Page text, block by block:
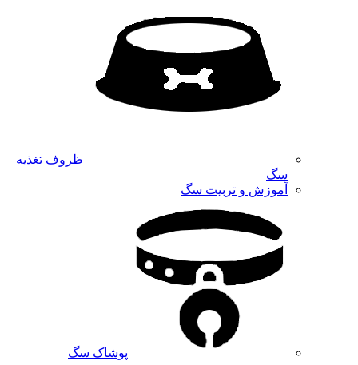
ظروف تغذیه
سگ
آموزش و تربیت سگ
پوشاک سگ